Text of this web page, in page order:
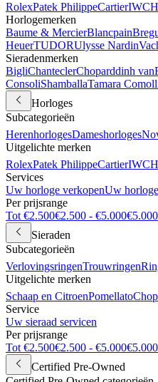
RolexPatek PhilippeCartierIWC
Horlogemerken
Baume & MercierBlancpain
HeuerTUDORUlysse Nardin
Sieradenmerken
BigliChanteclerChoparddinh van
ConsoliShamballaTamara
Horloges
Subcategorieën
HerenhorlogesDameshorloges
Uitgelichte merken
RolexPatek PhilippeCartierIWC
Services
Uw horloge verkopenUw
Per prijsrange
Tot €2.500€2.500 - €5.000
Sieraden
Subcategorieën
VerlovingsringenTrouwringen
Uitgelichte merken
Schaap en CitroenPomellato
Service
Uw sieraad servicen
Per prijsrange
Tot €2.500€2.500 - €5.000
Certified Pre-Owned